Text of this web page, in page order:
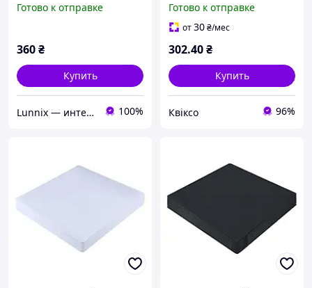
Готово к отправке
360₴
Купить
Lunnix — интернет-магазин электроники и аксессуаров 100%
Готово к отправке
от30₴/мес
302.40₴
Купить
Квіксо 96%